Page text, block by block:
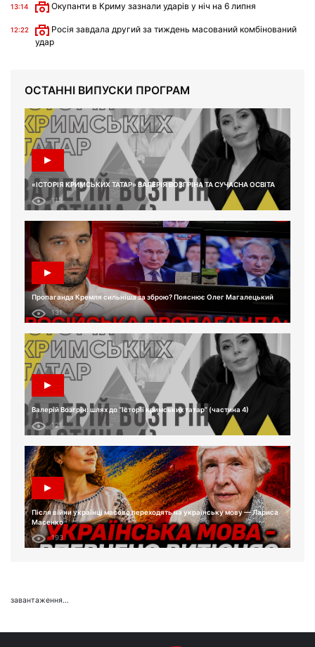
13:14 Окупанти в Криму зазнали ударів у ніч на 6 липня
12:22
Росія завдала другий за тиждень масований комбінований
удар
ОСТАННІ ВИПУСКИ ПРОГРАМ
«ІСТОРІЯ КРИМСЬКИХ ТАТАР» ВАЛЕРІЯ ВОЗГРІНА ТА СУЧАСНА ОСВІТА
113
Пропаганда Кремля сильніша за зброю? Пояснює Олег Магалецький
131
Валерій Возгрін: шлях до “Історії кримських татар” (частина 4)
121
Після війни українці масово переходять на українську мову — Лариса
Масенко
193
завантаження...